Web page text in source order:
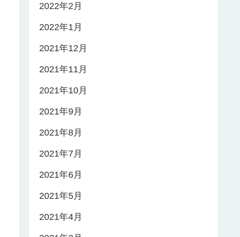
2022年2月
2022年1月
2021年12月
2021年11月
2021年10月
2021年9月
2021年8月
2021年7月
2021年6月
2021年5月
2021年4月